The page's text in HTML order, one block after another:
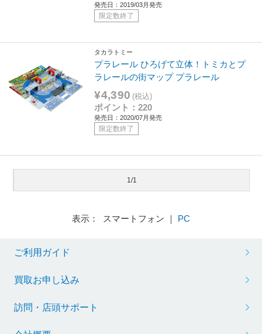
発売日：2019/03月発売
限定数終了
タカラトミー
プラレール ひろげて立体！トミカとプ
ラレールの街マップ プラレール
¥4,390 (税込)
ポイント：220
発売日：2020/07月発売
限定数終了
1/1
表示： スマートフォン ｜ PC
ご利用ガイド
買取お申し込み
訪問・店頭サポート